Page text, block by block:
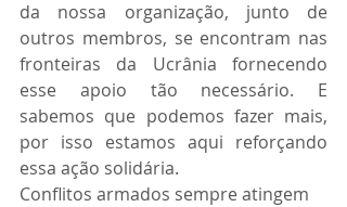
da nossa organização, junto de
outros membros, se encontram nas
fronteiras da Ucrânia fornecendo
esse apoio tão necessário. E
sabemos que podemos fazer mais,
por isso estamos aqui reforçando
essa ação solidária.
Conflitos armados sempre atingem